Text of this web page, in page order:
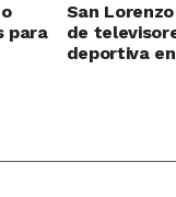
para
San
de
deportiva